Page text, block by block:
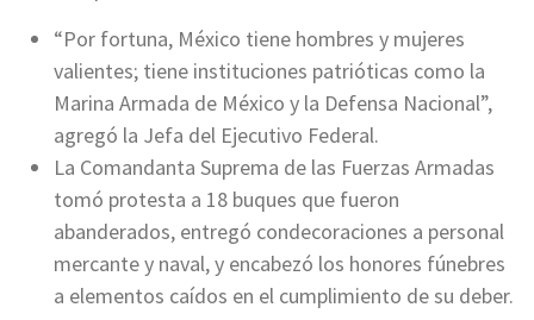
“Por fortuna, México tiene hombres y mujeres
valientes; tiene instituciones patrióticas como la
Marina Armada de México y la Defensa Nacional”,
agregó la Jefa del Ejecutivo Federal.
La Comandanta Suprema de las Fuerzas Armadas
tomó protesta a 18 buques que fueron
abanderados, entregó condecoraciones a personal
mercante y naval, y encabezó los honores fúnebres
a elementos caídos en el cumplimiento de su deber.